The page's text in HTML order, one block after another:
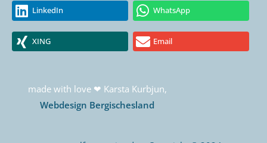
LinkedIn WhatsApp
XING Email
made with love ❤ Karsta Kurbjun,
Webdesign Bergischesland